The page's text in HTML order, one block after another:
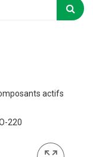
actifs
220